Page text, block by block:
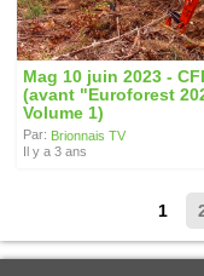
Mag 10 juin 2023 -
(avant "Euroforest
Volume 1)
Par: Brionnais TV
Il y a 3 ans
1